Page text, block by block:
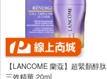
【LANCOME 蘭蔻】超緊顏醇肽
三效精華 20ml